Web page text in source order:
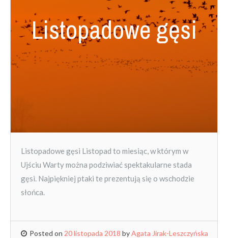
Listopadowe gęsi
Listopadowe gęsi Listopad to miesiąc, w którym w
Ujściu Warty można podziwiać spektakularne stada
gęsi. Najpiękniej ptaki te prezentują się o wschodzie
słońca.
Posted on 20 listopada 2018 byAgata Jirak-Leszczyńska